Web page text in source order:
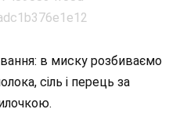
в миску розбиваємо
сіль і перець за